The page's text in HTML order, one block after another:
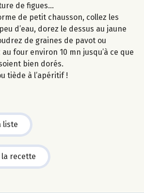
de figues…
de petit chausson, collez les
d’eau, dorez le dessus au jaune
de graines de pavot ou
au four environ 10 mn jusqu’à ce que
bien dorés.
tiède à l’apéritif !
liste
recette